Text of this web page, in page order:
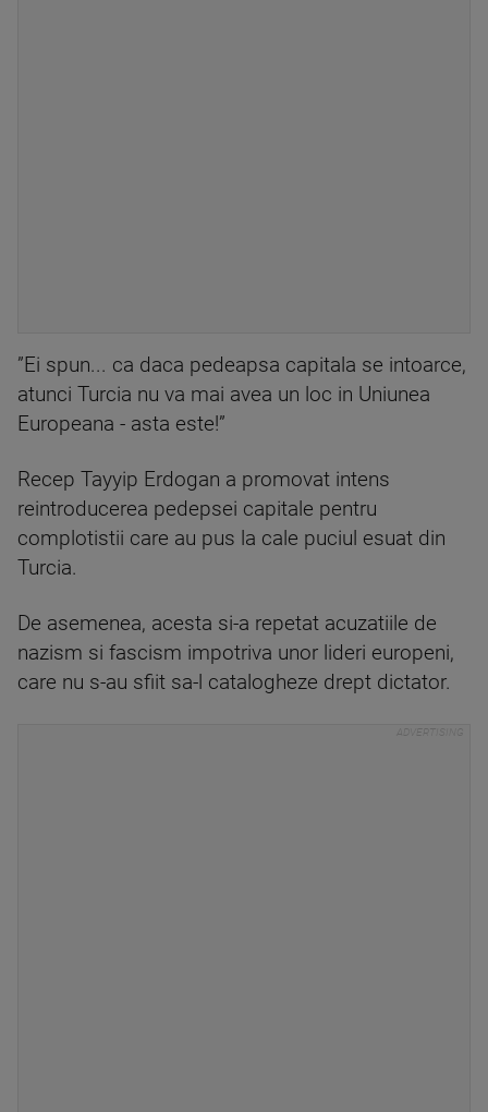
”Ei spun... ca daca pedeapsa capitala se intoarce,
atunci Turcia nu va mai avea un loc in Uniunea
Europeana - asta este!”
Recep Tayyip Erdogan a promovat intens
reintroducerea pedepsei capitale pentru
complotistii care au pus la cale puciul esuat din
Turcia.
De asemenea, acesta si-a repetat acuzatiile de
nazism si fascism impotriva unor lideri europeni,
care nu s-au sfiit sa-l catalogheze drept dictator.